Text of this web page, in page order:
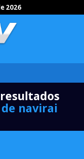
2026
navirai